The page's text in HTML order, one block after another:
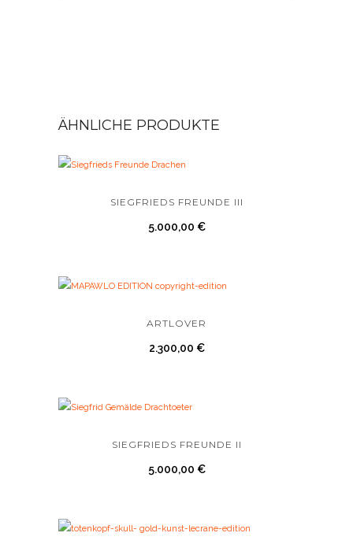
ÄHNLICHE PRODUKTE
SIEGFRIEDS FREUNDE III
5.000,00 €
ARTLOVER
2.300,00 €
SIEGFRIEDS FREUNDE II
5.000,00 €